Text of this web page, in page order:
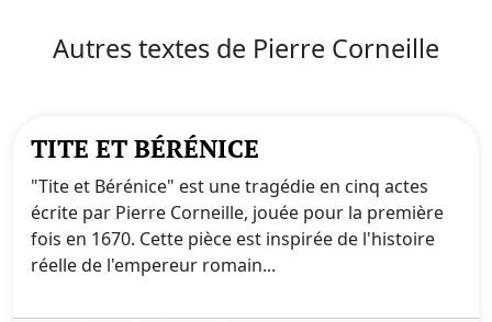
Autres textes de Pierre Corneille
TITE ET BÉRÉNICE
"Tite et Bérénice" est une tragédie en cinq actes
écrite par Pierre Corneille, jouée pour la première
fois en 1670. Cette pièce est inspirée de l'histoire
réelle de l'empereur romain...